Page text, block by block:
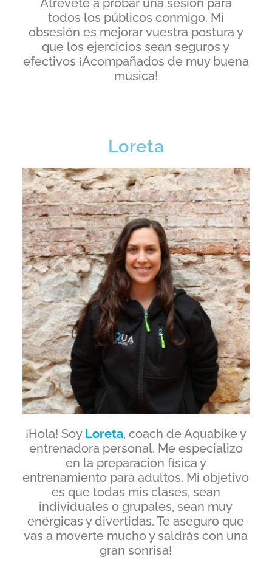
todos los públicos conmigo. Mi
obsesión es mejorar vuestra postura y
que los ejercicios sean seguros y
efectivos ¡Acompañados de muy buena
música!
Loreta
¡Hola! Soy Loreta, coach de Aquabike y
entrenadora personal. Me especializo
en la preparación física y
entrenamiento para adultos. Mi objetivo
es que todas mis clases, sean
individuales o grupales, sean muy
enérgicas y divertidas. Te aseguro que
vas a moverte mucho y saldrás con una
gran sonrisa!